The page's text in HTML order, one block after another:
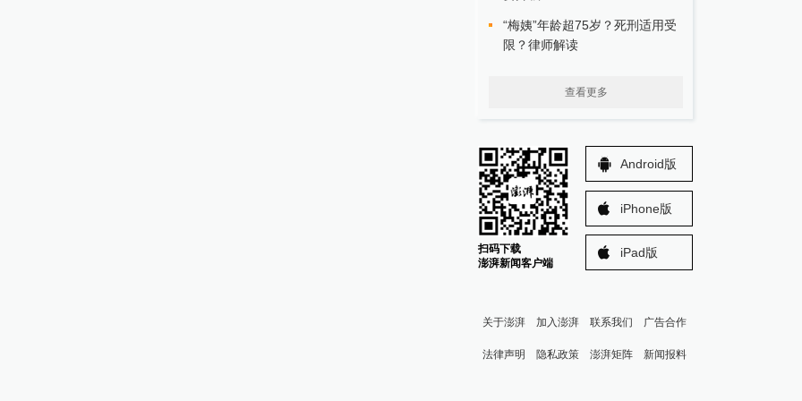
“梅姨”年龄超75岁？死刑适用受
限？律师解读
查看更多
扫码下载
澎湃新闻客户端
Android版
iPhone版
iPad版
关于澎湃 加入澎湃 联系我们 广告合作
法律声明 隐私政策 澎湃矩阵 新闻报料